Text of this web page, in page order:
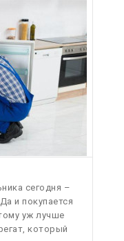
сегодня –
и покупается
уж лучше
который